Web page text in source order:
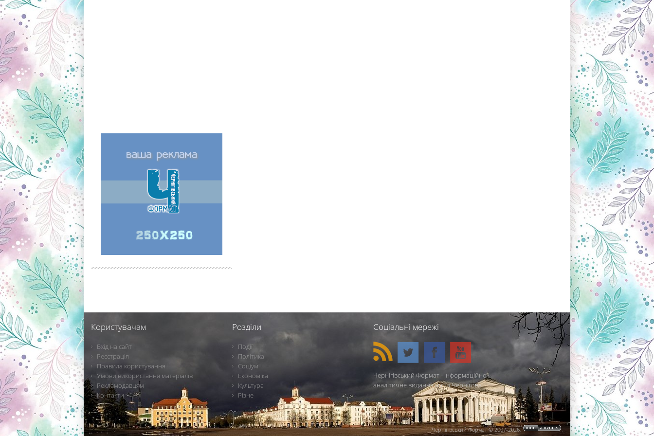
Користувачам
Вхід на сайт
Реєстрація
Правила користування
Умови використання матеріалів
Рекламодавцям
Контакти
Розділи
Події
Політика
Соціум
Економіка
Культура
Різне
Соціальні мережі
Чернігівський Формат - інформаційно-
аналітичне видання міста Чернігова.
Чернігівський Формат © 2007-2026. .